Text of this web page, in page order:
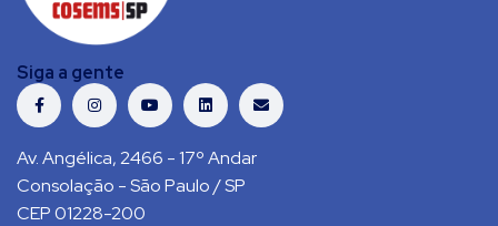
Siga a gente
Av. Angélica, 2466 - 17º Andar
Consolação - São Paulo / SP
CEP 01228-200